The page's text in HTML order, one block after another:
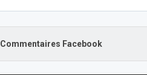
Commentaires Facebook